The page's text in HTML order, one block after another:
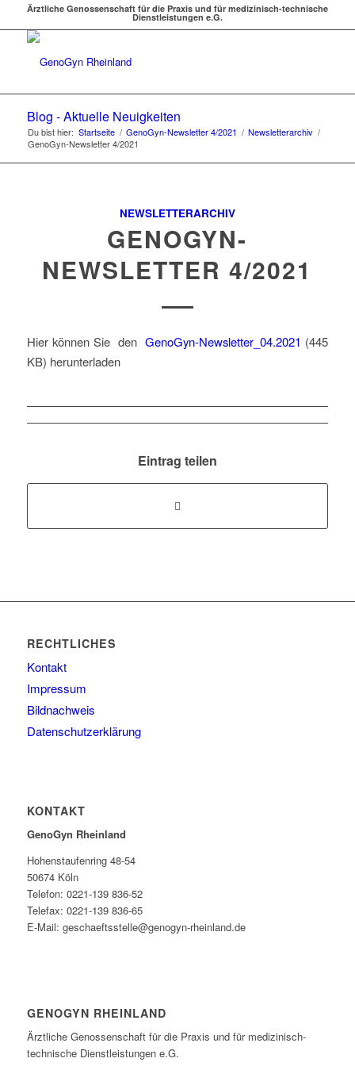
Ärztliche Genossenschaft für die Praxis und für medizinisch-technische
Dienstleistungen e.G.
Blog - Aktuelle Neuigkeiten
Du bist hier: Startseite / GenoGyn-Newsletter 4/2021 / Newsletterarchiv /
GenoGyn-Newsletter 4/2021
NEWSLETTERARCHIV
GENOGYN-
NEWSLETTER 4/2021
Hier können Sie denGenoGyn-Newsletter_04.2021 (445
KB) herunterladen
Eintrag teilen
RECHTLICHES
Kontakt
Impressum
Bildnachweis
Datenschutzerklärung
KONTAKT
GenoGyn Rheinland
Hohenstaufenring 48-54
50674 Köln
Telefon: 0221-139 836-52
Telefax: 0221-139 836-65
E-Mail: geschaeftsstelle@genogyn-rheinland.de
GENOGYN RHEINLAND
Ärztliche Genossenschaft für die Praxis und für medizinisch-
technische Dienstleistungen e.G.